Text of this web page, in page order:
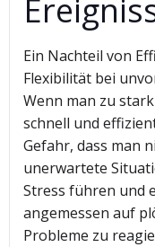
Ein Nachteil von
Flexibilität bei
Wenn man zu
schnell und
Gefahr, dass man
unerwartete
Stress führen und
angemessen auf
Probleme zu